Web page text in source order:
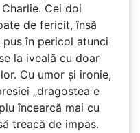
Cei doi
de fericit, însă
în pericol atunci
la iveală cu doar
Cu umor și ironie,
„dragostea e
încearcă mai cu
treacă de impas.